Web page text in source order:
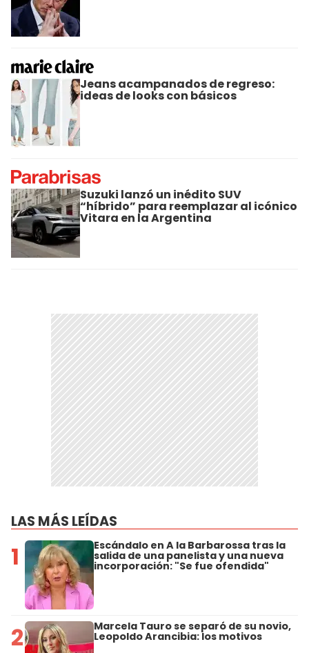
Jeans acampanados de regreso:
ideas de looks con básicos
Suzuki lanzó un inédito SUV
“híbrido” para reemplazar al icónico
Vitara en la Argentina
LAS MÁS LEÍDAS
1 Escándalo en A la Barbarossa tras la
salida de una panelista y una nueva
incorporación: "Se fue ofendida"
2 Marcela Tauro se separó de su novio,
Leopoldo Arancibia: los motivos